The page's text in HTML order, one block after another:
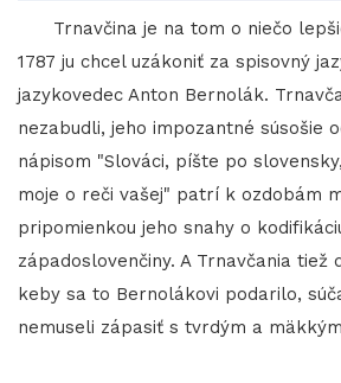
Trnavčina je na tom o niečo
1787 ju chcel uzákoniť za spisovný
jazykovedec Anton Bernolák.
nezabudli, jeho impozantné súsošie
nápisom "Slováci, píšte po
moje o reči vašej" patrí k ozdobám
pripomienkou jeho snahy o
západoslovenčiny. A Trnavčania tiež
keby sa to Bernolákovi podarilo,
nemuseli zápasiť s tvrdým a